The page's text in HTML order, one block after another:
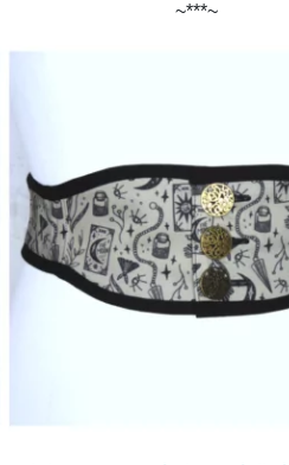
~***~